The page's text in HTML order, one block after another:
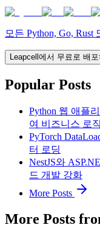
모든 Python, Go,
Leapcell에서 무료로 배
Popular Posts
Python 웹 애플
여 비즈니스 로
PyTorch
터 로딩
NestJS와
드 개발 강화
More Posts
More Posts